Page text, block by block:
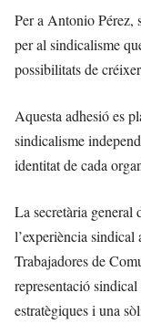
Per a Antonio Pérez,
per al sindicalisme
possibilitats de
Aquesta adhesió es
sindicalisme
identitat de cada
La secretària general
l’experiència
Trabajadores de
representació
estratègiques i una